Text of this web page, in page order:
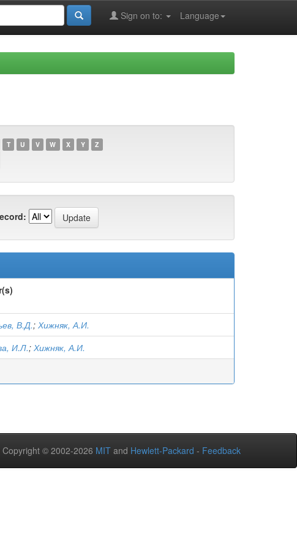
Language
Sign on to:
T U V W X Y Z
В.Д.; Хижняк, А.И.
И.Л.; Хижняк, А.И.
Copyright © 2002-2026 MIT and Hewlett-Packard - Feedback